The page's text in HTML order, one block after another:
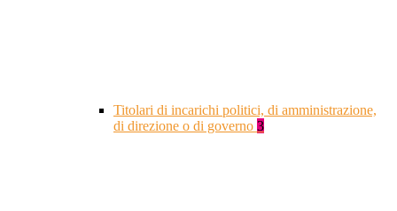
Titolari di incarichi politici, di amministrazione,
di direzione o di governo 3